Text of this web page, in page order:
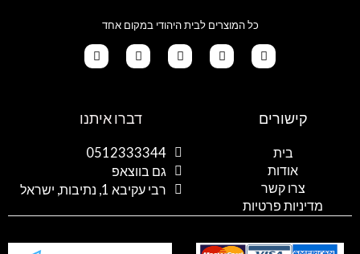
כל המוצרים לבית היהודי במקום אחד
a
p
a
g
r
a
m
k
o
k
o
l
e
קישורים
בית
אודות
צרו קשר
מדיניות פרטיות
דברו איתנו
0512333344
גם בווצאפ
רבי עקיבא 1, נתיבות, ישראל